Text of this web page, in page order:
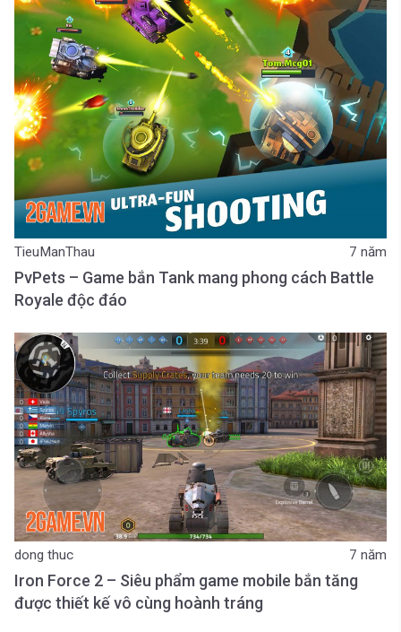
TieuManThau 7 năm
PvPets – Game bắn Tank mang phong cách Battle
Royale độc đáo
dong thuc 7 năm
Iron Force 2 – Siêu phẩm game mobile bắn tăng
được thiết kế vô cùng hoành tráng